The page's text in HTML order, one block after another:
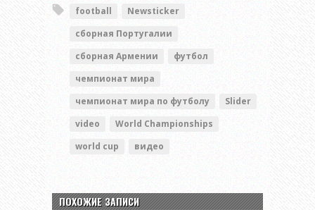
football
Newsticker
сборная Португалии
сборная Армении
футбол
чемпионат мира
чемпионат мира по футболу
Slider
video
World Championships
world cup
видео
ПОХОЖИЕ ЗАПИСИ